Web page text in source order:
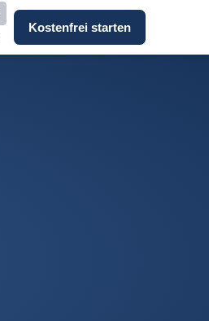
Kostenfrei starten